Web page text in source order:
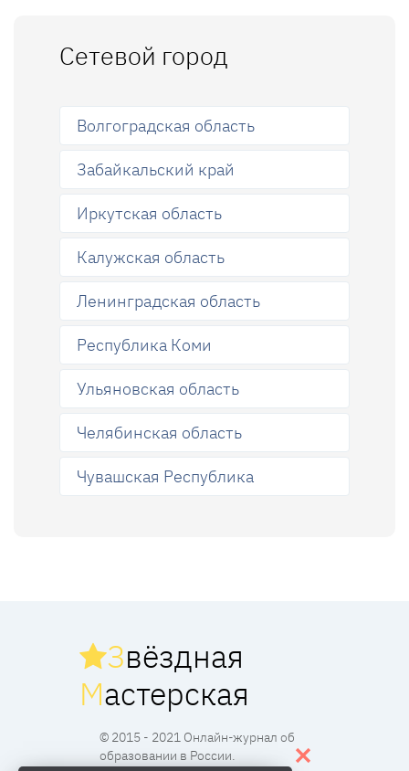
Сетевой город
Волгоградская область
Забайкальский край
Иркутская область
Калужская область
Ленинградская область
Республика Коми
Ульяновская область
Челябинская область
Чувашская Республика
Звёздная
Мастерская
© 2015 - 2021 Онлайн-журнал об
образовании в России.